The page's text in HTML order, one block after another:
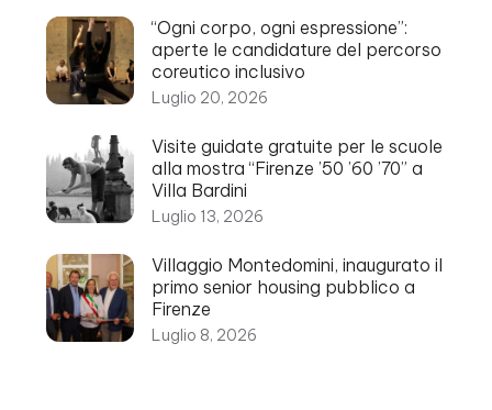
“Ogni corpo, ogni espressione”:
aperte le candidature del percorso
coreutico inclusivo
Luglio 20, 2026
Visite guidate gratuite per le scuole
alla mostra “Firenze ’50 ’60 ’70” a
Villa Bardini
Luglio 13, 2026
Villaggio Montedomini, inaugurato il
primo senior housing pubblico a
Firenze
Luglio 8, 2026